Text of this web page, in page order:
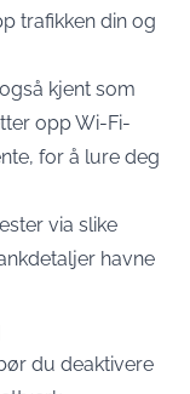
trafikken din og
kjent som
opp Wi-Fi-
for å lure deg
via slike
havne
du deaktivere